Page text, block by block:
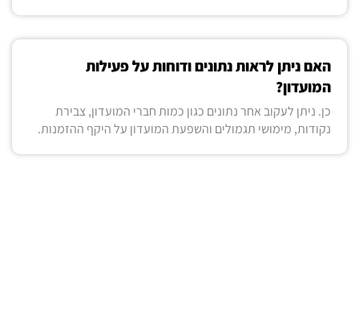
האם ניתן לראות נתונים ודוחות על פעילות
המועדון?
כן. ניתן לעקוב אחר נתונים כגון כמות חברי המועדון, צבירת
נקודות, מימושי תגמולים והשפעת המועדון על היקף ההזמנות.